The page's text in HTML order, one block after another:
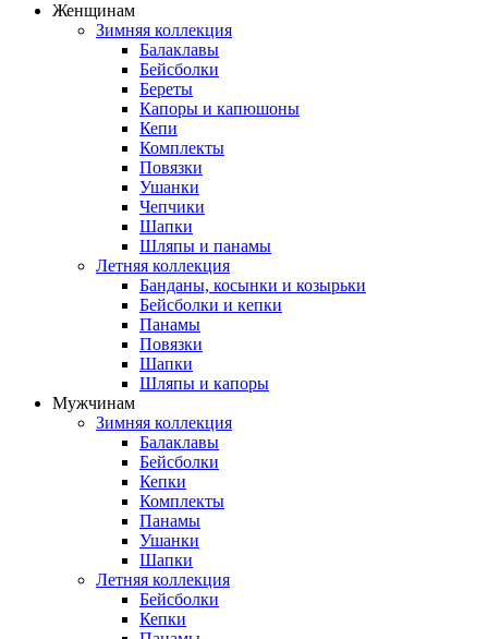
Женщинам
Зимняя коллекция
Балаклавы
Бейсболки
Береты
Капоры и капюшоны
Кепи
Комплекты
Повязки
Ушанки
Чепчики
Шапки
Шляпы и панамы
Летняя коллекция
Банданы, косынки и козырьки
Бейсболки и кепки
Панамы
Повязки
Шапки
Шляпы и капоры
Мужчинам
Зимняя коллекция
Балаклавы
Бейсболки
Кепки
Комплекты
Панамы
Ушанки
Шапки
Летняя коллекция
Бейсболки
Кепки